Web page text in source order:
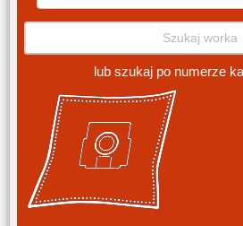
Szukaj worka
lub szukaj po numerze